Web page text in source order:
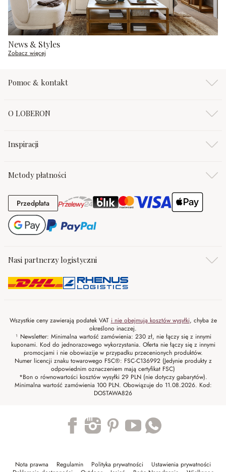
News & Styles
Zobacz więcej
Pomoc & kontakt
O LOBERON
Inspiracji
Metody płatności
PrzedpłataPrzedpłata
Nasi partnerzy logistyczni
Wszystkie ceny zawierają podatek VAT i nie obejmują kosztów wysyłki, chyba że
określono inaczej.
¹ Newsletter: Minimalna wartość zamówienia: 230 zł, nie łączy się z innymi
kuponami. Kod do jednorazowego wykorzystania. Oferta nie łączy się z innymi
promocjami i nie obowiazije w przypadku przecenionych produktów.
Numer licencji znaku towarowego FSC®: FSC-C136992 (Jedynie produkty z
odpowiednim oznaczeniem mają certyfikat FSC)
*Bon o równowartości kosztów wysyłki 29 PLN (nie dotyczy gabarytów).
Minimalna wartość zamówienia 100 PLN. Obowiązuje do 11.08.2026. Kod:
DOSTAWA826
Nota prawna Regulamin Polityka prywatności
Ustawienia prywatności